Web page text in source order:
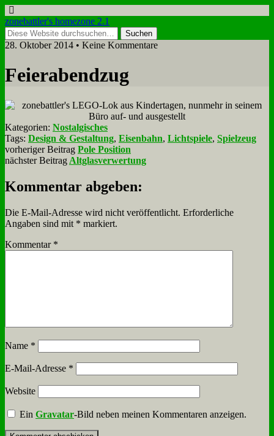
zonebattler's homezone 2.1
28. Oktober 2014 • Keine Kommentare
Fei­er­abend­zug
Kategorien: Nostalgisches
Tags: Design & Gestaltung, Eisenbahn, Lichtspiele, Spielzeug
vorheriger Beitrag Pole Position
nächster Beitrag Altglasverwertung
Kommentar abgeben:
Die E-Mail-Adresse wird nicht veröffentlicht. Erforderliche
Angaben sind mit * markiert.
Kommentar *
Name *
E-Mail-Adresse *
Website
EinGravatar-Bild neben meinen Kommentaren anzeigen.